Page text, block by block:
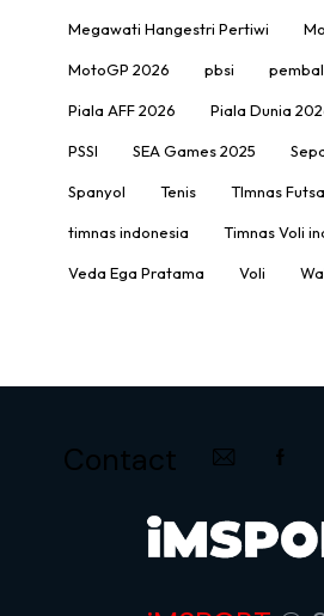
Megawati Hangestri Pertiwi
MotoGP 2026 pbsi
Piala AFF 2026 Piala Dunia
PSSI SEA Games 2025
Spanyol Tenis TImnas
timnas indonesia Timnas Voli
Veda Ega Pratama Voli
Contact